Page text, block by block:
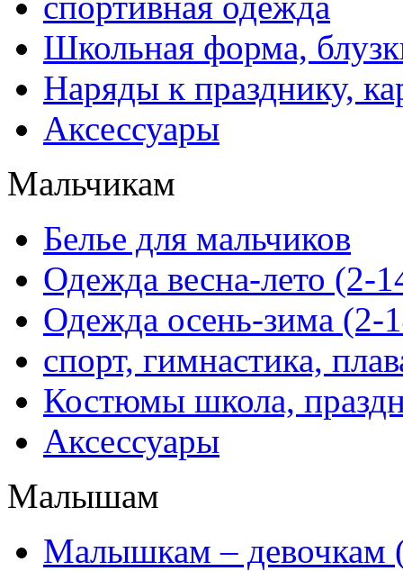
Школьная форма,
Наряды к празднику,
Аксессуары
Мальчикам
Белье для мальчиков
Одежда весна-лето (2-
Одежда осень-зима (2-
спорт, гимнастика,
Костюмы школа,
Аксессуары
Малышам
Mалышкам – девочкам